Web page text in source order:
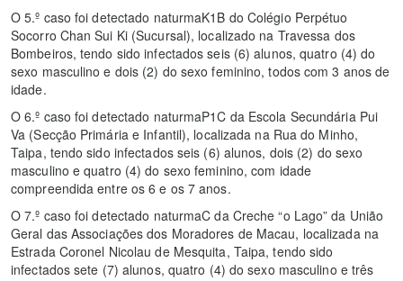
O 5.º caso foi detectado naturmaK1B do Colégio Perpétuo
Socorro Chan Sui Ki (Sucursal), localizado na Travessa dos
Bombeiros, tendo sido infectados seis (6) alunos, quatro (4) do
sexo masculino e dois (2) do sexo feminino, todos com 3 anos de
idade.
O 6.º caso foi detectado naturmaP1C da Escola Secundária Pui
Va (Secção Primária e Infantil), localizada na Rua do Minho,
Taipa, tendo sido infectados seis (6) alunos, dois (2) do sexo
masculino e quatro (4) do sexo feminino, com idade
compreendida entre os 6 e os 7 anos.
O 7.º caso foi detectado naturmaC da Creche “o Lago” da União
Geral das Associações dos Moradores de Macau, localizada na
Estrada Coronel Nicolau de Mesquita, Taipa, tendo sido
infectados sete (7) alunos, quatro (4) do sexo masculino e três